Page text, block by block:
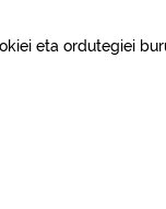
eta ordutegiei